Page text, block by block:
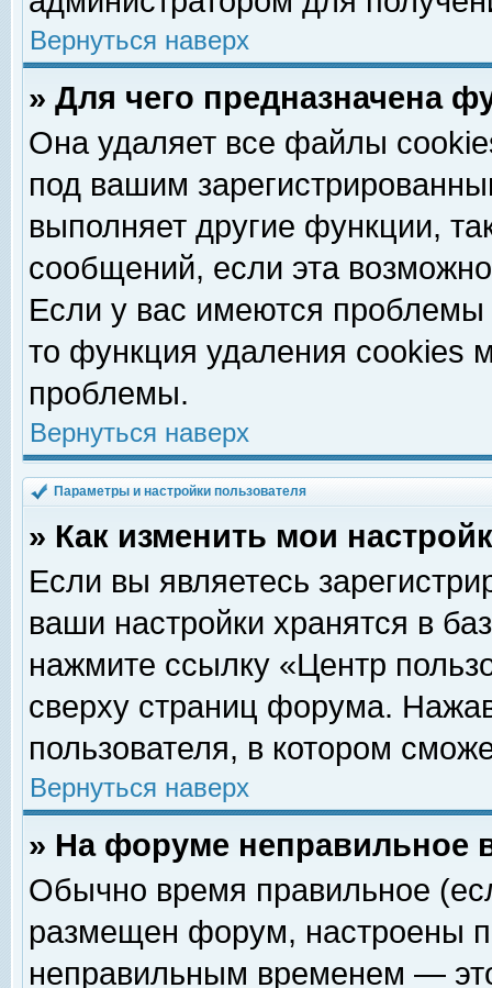
Вернуться наверх
» Для чего предназначена
Она удаляет все файлы
под вашим
выполняет другие функции,
сообщений, если эта
Если у вас имеются
то функция удаления cookies
проблемы.
Вернуться наверх
Параметры и настройки пользователя
» Как изменить мои
Если вы являетесь
ваши настройки хранятся в
нажмите ссылку «Центр
сверху страниц форума.
пользователя, в котором
Вернуться наверх
» На форуме неправильное
Обычно время правильное
размещен форум, настроены
неправильным временем —